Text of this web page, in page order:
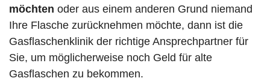
möchten oder aus einem anderen Grund niemand
Ihre Flasche zurücknehmen möchte, dann ist die
Gasflaschenklinik der richtige Ansprechpartner für
Sie, um möglicherweise noch Geld für alte
Gasflaschen zu bekommen.